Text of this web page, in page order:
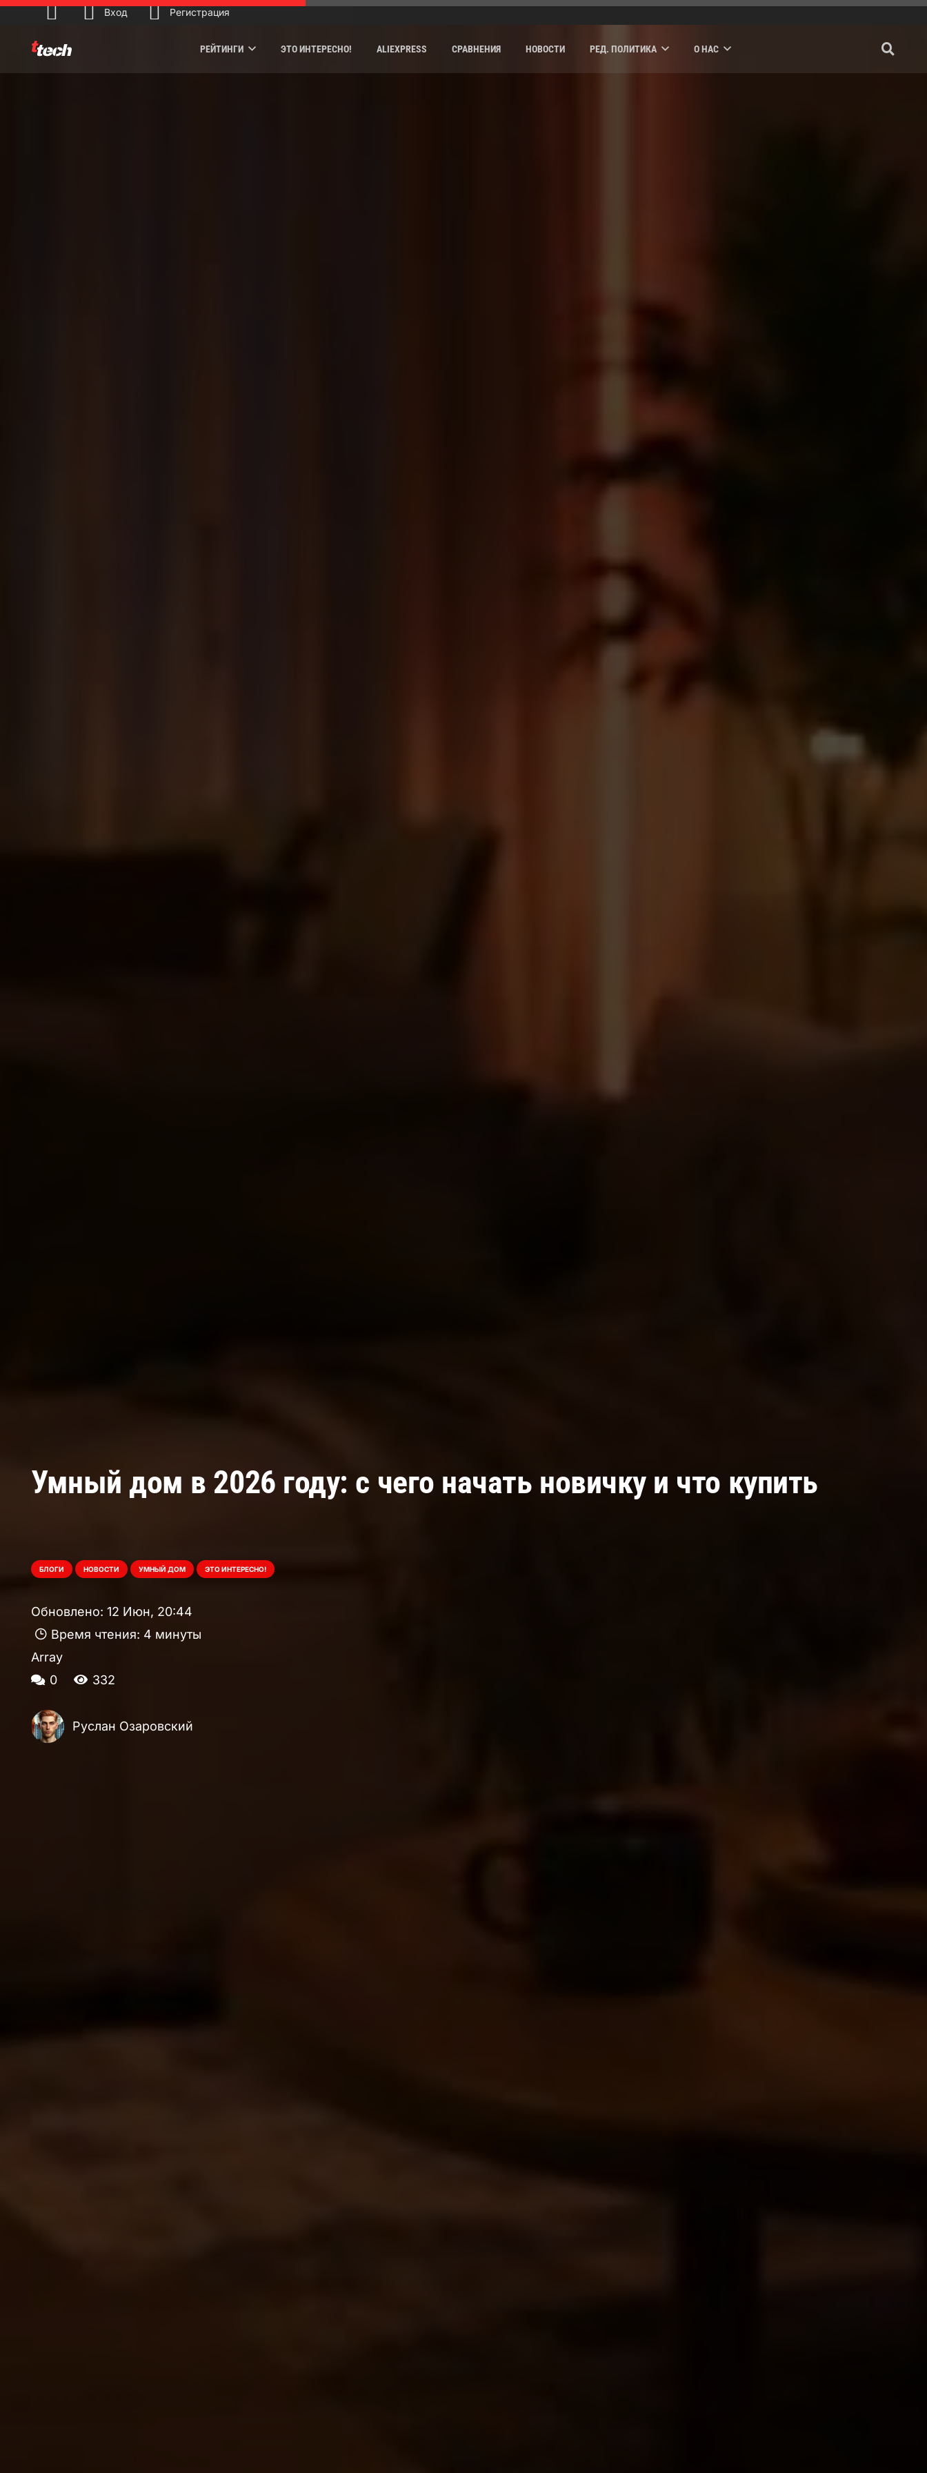
РЕЙТИНГИ ЭТО ИНТЕРЕСНО! ALIEXPRESS СРАВНЕНИЯ НОВОСТИ РЕД. ПОЛИТИКА О НАС
Умный дом в 2026 году: с чего начать новичку и что купить
БЛОГИ НОВОСТИ УМНЫЙ ДОМ ЭТО ИНТЕРЕСНО!
Обновлено: 12 Июн, 20:44
Время чтения: 4 минуты
Array
0
332
Руслан Озаровский
Вход Регистрация